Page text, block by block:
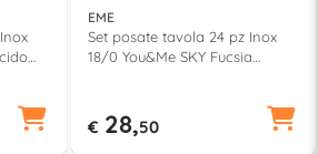
EME
Set posate tavola 24 pz Inox
18/0 You&Me SKY Fucsia
€ 28,50